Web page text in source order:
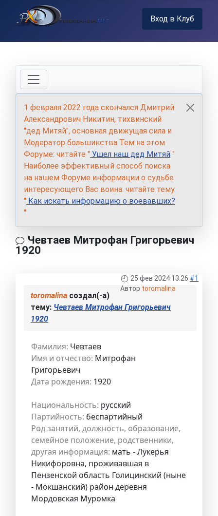
Вход в Клуб
1 февраля 2022 года скончался Дмитрий
Александрович Никитин, тихвинский
"дед Митяй", основная движущая сила и
Модератор большинства Тем на этом
Форуме: читайте " Ушел наш дед Митяй "
Наиболее эффективный способ поиска
на нашем Форуме информации о судьбе
интересующего Вас воина: читайте тему
" Как искать информацию о воевавших?
"
Чевтаев Митрофан Григорьевич
1920
25 фев 2024 13:26 #1
Автор toromalina
toromalina создал(-а)
тему: Чевтаев Митрофан Григорьевич
1920
Фамилия: Чевтаев
Имя и отчество: Митрофан
Григорьевич
Дата рождения: 1920
Национальность: русский
Партийность: беспартийный
Род занятий, должность, образование,
семейное положение, родственники,
другая информация: мать - Лукерья
Никифоровна, проживавшая в
Пензенской область Голицинский (ныне
- Мокшанский) район деревня
Мордовская Муромка